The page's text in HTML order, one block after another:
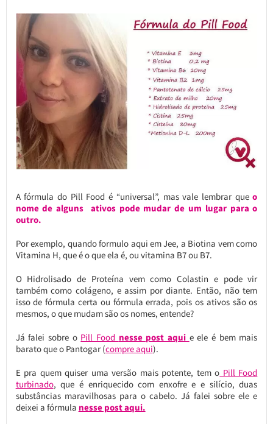
A fórmula do Pill Food é “universal”, mas vale lembrar queo
nome de alguns ativos pode mudar de um lugar para o
outro.
Por exemplo, quando formulo aqui em Jee, a Biotina vem como
Vitamina H, que é o que ela é, ou vitamina B7 ou B7.
O Hidrolisado de Proteína vem como Colastin e pode vir
também como colágeno, e assim por diante. Então, não tem
isso de fórmula certa ou fórmula errada, pois os ativos são os
mesmos, o que mudam são os nomes, entende?
Já falei sobre o Pill Food nesse post aqui e ele é bem mais
barato que o Pantogar (compre aqui).
E pra quem quiser uma versão mais potente, tem o Pill Food
turbinado, que é enriquecido com enxofre e e silício, duas
substâncias maravilhosas para o cabelo. Já falei sobre ele e
deixei a fórmula nesse post aqui.